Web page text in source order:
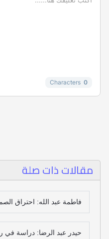
-
0
Characters
مقالات ذات صلة
فاطمة عبد الله: احتراق
حيدر عبد الرضا: دراسة في